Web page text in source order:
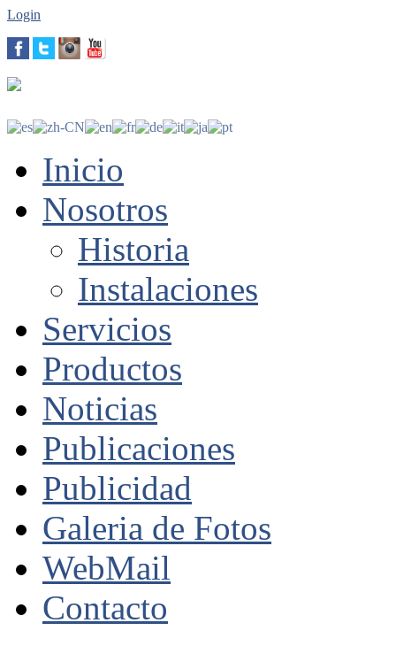
Login
Inicio
Nosotros
Historia
Instalaciones
Servicios
Productos
Noticias
Publicaciones
Publicidad
Galeria de Fotos
WebMail
Contacto